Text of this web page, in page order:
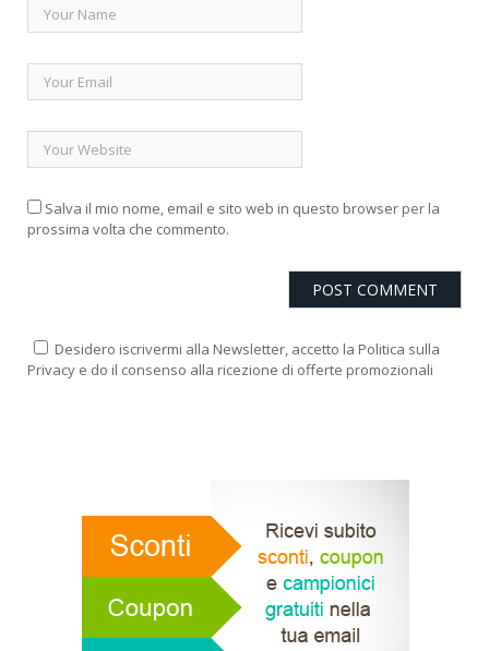
Salva il mio nome, email e sito web in questo browser per la
prossima volta che commento.
Desidero iscrivermi alla Newsletter, accetto la Politica sulla
Privacy e do il consenso alla ricezione di offerte promozionali